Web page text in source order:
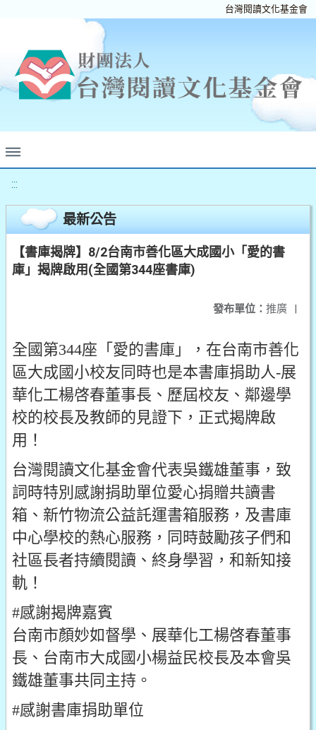
台灣閱讀文化基金會
:::
最新公告
【書庫揭牌】8/2台南市善化區大成國小「愛的書
庫」揭牌啟用(全國第344座書庫)
發布單位： 推廣 |
全國第344座「愛的書庫」，在台南市善化
區大成國小校友同時也是本書庫捐助人-展
華化工楊啓春董事長、歷屆校友、鄰邊學
校的校長及教師的見證下，正式揭牌啟
用！
台灣閱讀文化基金會代表吳鐵雄董事，致
詞時特別感謝捐助單位愛心捐贈共讀書
箱、新竹物流公益託運書箱服務，及書庫
中心學校的熱心服務，同時鼓勵孩子們和
社區長者持續閱讀、終身學習，和新知接
軌！
#感謝揭牌嘉賓
台南市顏妙如督學、展華化工楊啓春董事
長、台南市大成國小楊益民校長及本會吳
鐵雄董事共同主持。
#感謝書庫捐助單位